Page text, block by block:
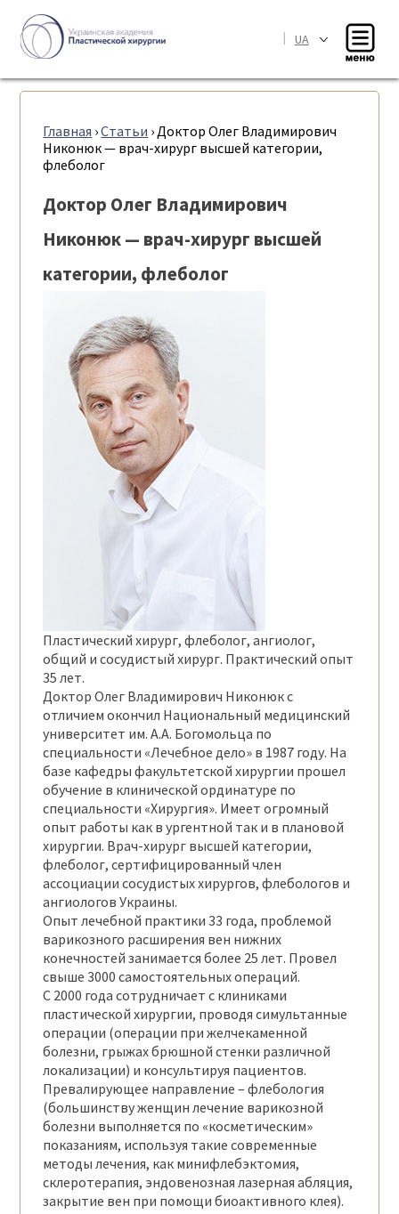
| UA
Главная ›Статьи ›Доктор Олег Владимирович
Никонюк — врач-хирург высшей категории,
флеболог
Доктор Олег Владимирович
Никонюк — врач-хирург высшей
категории, флеболог
Пластический хирург, флеболог, ангиолог,
общий и сосудистый хирург. Практический опыт
35 лет.
Доктор Олег Владимирович Никонюк с
отличием окончил Национальный медицинский
университет им. А.А. Богомольца по
специальности «Лечебное дело» в 1987 году. На
базе кафедры факультетской хирургии прошел
обучение в клинической ординатуре по
специальности «Хирургия». Имеет огромный
опыт работы как в ургентной так и в плановой
хирургии. Врач-хирург высшей категории,
флеболог, сертифицированный член
ассоциации сосудистых хирургов, флебологов и
ангиологов Украины.
Опыт лечебной практики 33 года, проблемой
варикозного расширения вен нижних
конечностей занимается более 25 лет. Провел
свыше3000 самостоятельных операций.
С 2000 года сотрудничает с клиниками
пластической хирургии, проводя симультанные
операции (операции при желчекаменной
болезни, грыжах брюшной стенки различной
локализации) и консультируя пациентов.
Превалирующее направление – флебология
(большинству женщин лечение варикозной
болезни выполняется по «косметическим»
показаниям, используя такие современные
методы лечения, как минифлебэктомия,
склеротерапия, эндовенозная лазерная абляция,
закрытие вен при помощи биоактивного клея).